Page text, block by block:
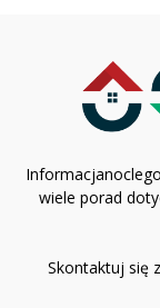
wiele porad
Skontaktuj się